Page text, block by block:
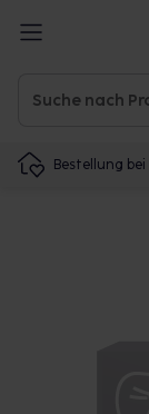
Bestellung bei